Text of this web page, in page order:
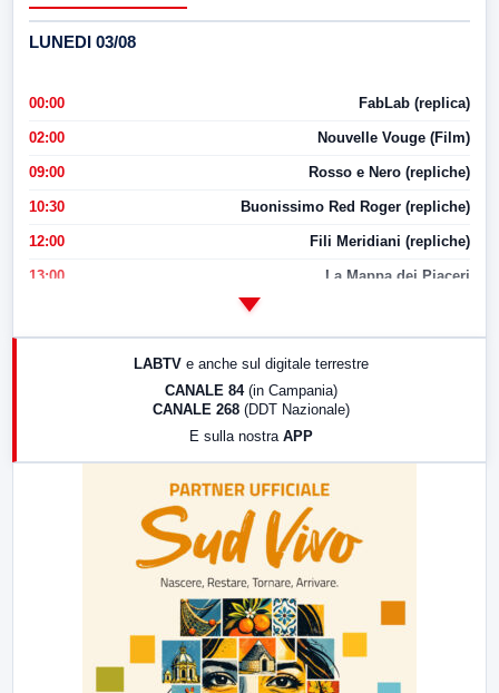
LUNEDI 03/08
00:00 FabLab (replica)
02:00 Nouvelle Vouge (Film)
09:00 Rosso e Nero (repliche)
10:30 Buonissimo Red Roger (repliche)
12:00 Fili Meridiani (repliche)
13:00 La Mappa dei Piaceri
LABTV e anche sul digitale terrestre
CANALE 84 (in Campania)
CANALE 268 (DDT Nazionale)
E sulla nostra APP